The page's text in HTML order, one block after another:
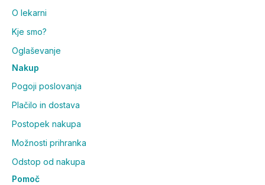
O lekarni
Kje smo?
Oglaševanje
Nakup
Pogoji poslovanja
Plačilo in dostava
Postopek nakupa
Možnosti prihranka
Odstop od nakupa
Pomoč